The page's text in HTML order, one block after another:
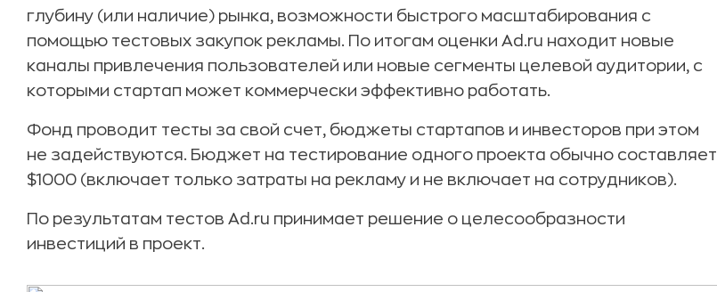
глубину (или наличие) рынка, возможности быстрого масштабирования с
помощью тестовых закупок рекламы. По итогам оценки Ad.ru находит новые
каналы привлечения пользователей или новые сегменты целевой аудитории, с
которыми стартап может коммерчески эффективно работать.
Фонд проводит тесты за свой счет, бюджеты стартапов и инвесторов при этом
не задействуются. Бюджет на тестирование одного проекта обычно составляет
$1000 (включает только затраты на рекламу и не включает на сотрудников).
По результатам тестов Ad.ru принимает решение о целесообразности
инвестиций в проект.